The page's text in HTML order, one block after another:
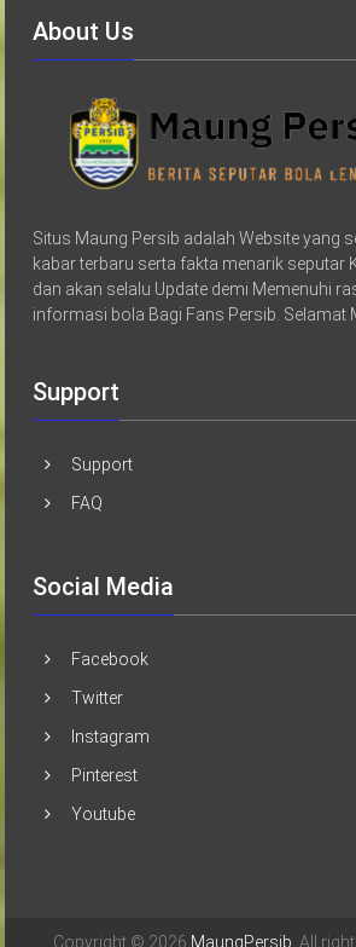
About Us
Situs Maung Persib adalah Website yang
kabar terbaru serta fakta menarik seputar
dan akan selalu Update demi Memenuhi
informasi bola Bagi Fans Persib. Selamat
Support
Support
FAQ
Social Media
Facebook
Twitter
Instagram
Pinterest
Youtube
Copyright © 2026 MaungPersib . All